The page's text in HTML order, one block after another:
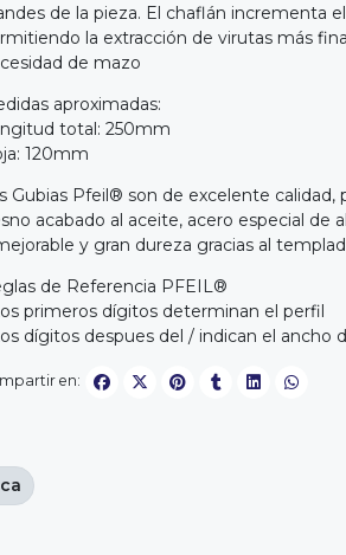
de la pieza. El chaflán incrementa
la extracción de virutas más
de mazo
aproximadas:
total: 250mm
120mm
Gubias Pfeil® son de excelente
acabado al aceite, acero especial de
y gran dureza gracias al
de Referencia PFEIL®
primeros dígitos determinan el perfil
dígitos despues del / indican el ancho
en: